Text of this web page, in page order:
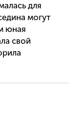
для
могут
юная
свой